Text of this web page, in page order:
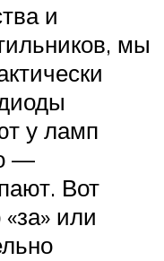
и
мы
у ламп
—
Вот
или